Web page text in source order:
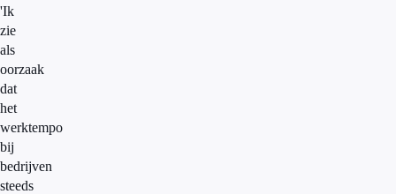
'Ik
zie
als
oorzaak
dat
het
werktempo
bij
bedrijven
steeds